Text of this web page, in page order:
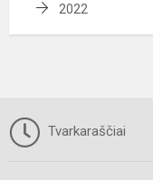
2022
Tvarkaraščiai